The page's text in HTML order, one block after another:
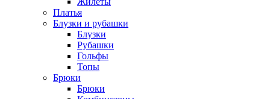
Платья
Блузки и рубашки
Блузки
Рубашки
Гольфы
Топы
Брюки
Брюки